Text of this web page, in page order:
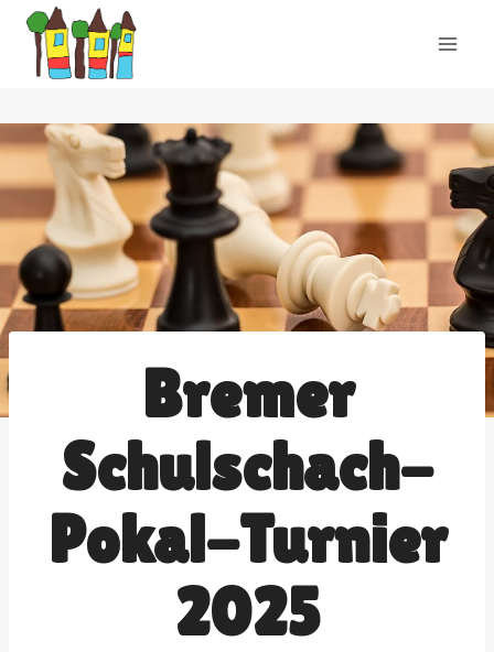
Zum
Inhalt
springen
Bremer
Schulschach-
Pokal-Turnier
2025